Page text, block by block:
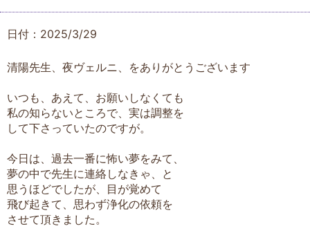
日付：2025/3/29
清陽先生、夜ヴェルニ、をありがとうございます
いつも、あえて、お願いしなくても
私の知らないところで、実は調整を
して下さっていたのですが。
今日は、過去一番に怖い夢をみて、
夢の中で先生に連絡しなきゃ、と
思うほどでしたが、目が覚めて
飛び起きて、思わず浄化の依頼を
させて頂きました。